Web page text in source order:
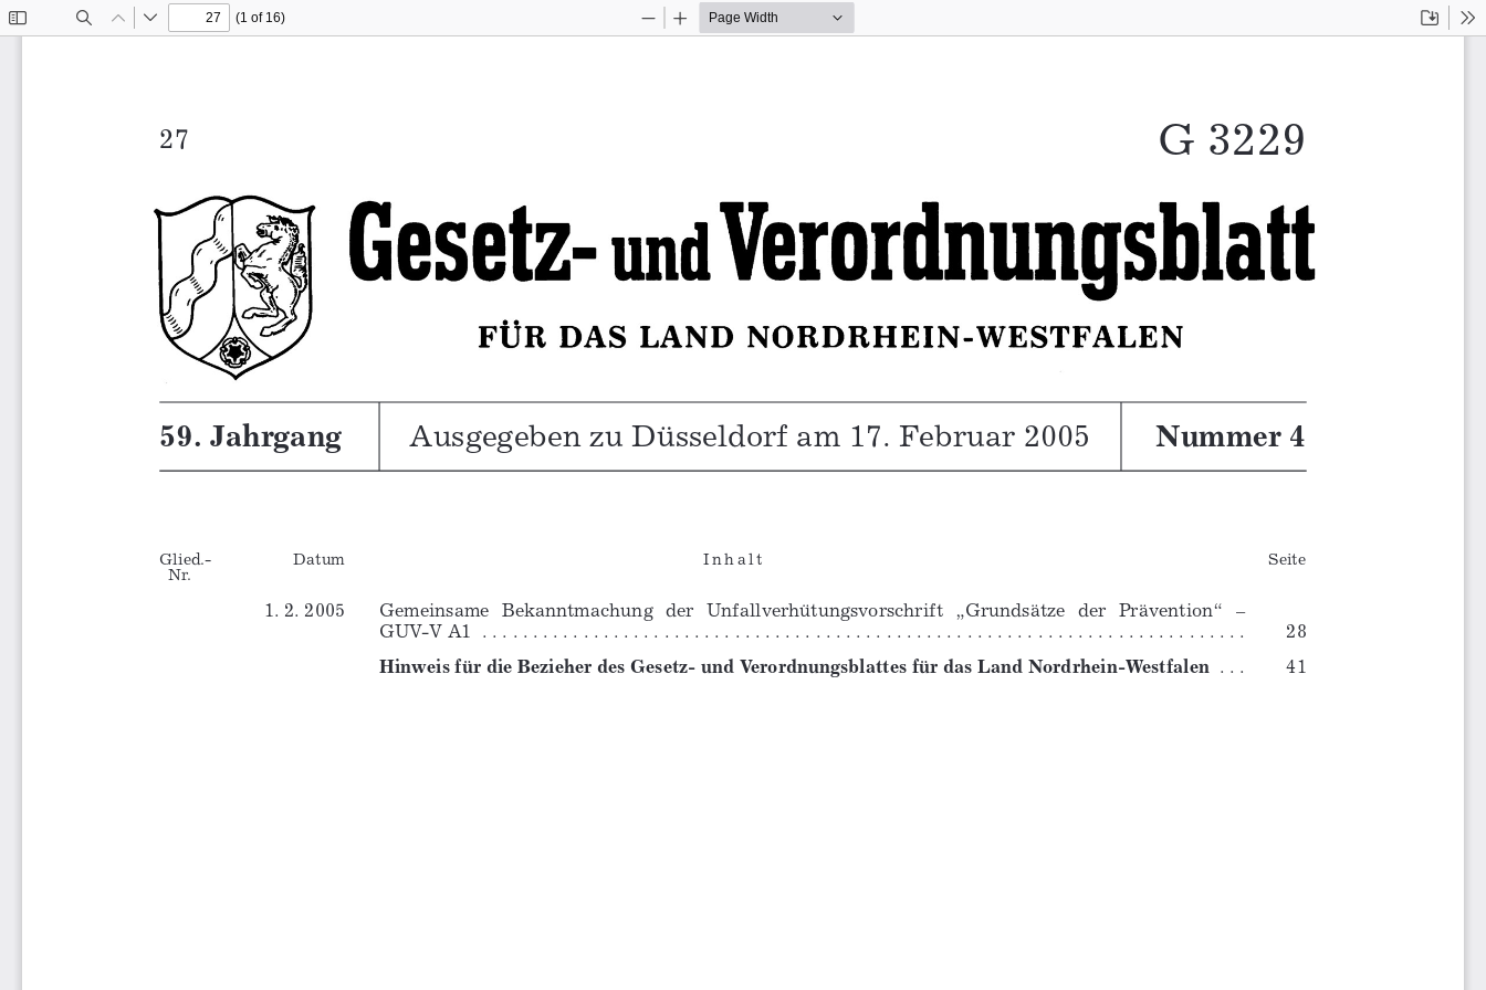
Previous
Next
(1 of 16)
Zoom
Zoom
59. Jahrgang Ausgegeben zu Düsseldorf am 17. Februar 2005 Nummer 4
Glied.- Datum I n h a l t
Seite
Nr.
1. 2. 2005 Gemeinsame Bekanntmachung der Unfallverhütungsvorschrift „Grundsätze der Prävention“
–
GUV-V A1  . . . . . . . . . . . . . . . . . . . . . . . . . . . . . . . . . . . . . . . . . . . . . . . . . . . . . . . . . . . . . . . . . . . . . . . . . . . .
28
Hinweis für die Bezieher des Gesetz- und Verordnungsblattes für das Land Nordrhein-Westfalen . . . 41
G 322927